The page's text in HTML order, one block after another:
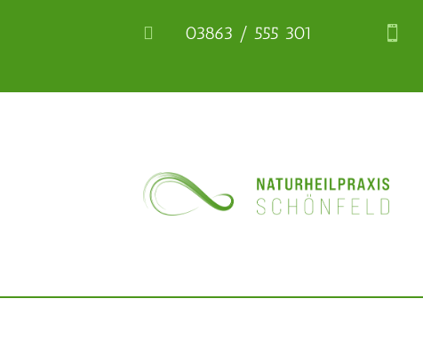
 03863 / 555 301 